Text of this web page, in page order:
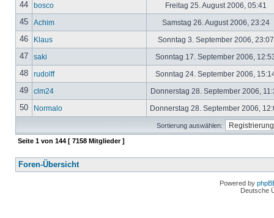
44 bosco Freitag 25. August 2006, 05:41
45 Achim Samstag 26. August 2006, 23:24
46 Klaus Sonntag 3. September 2006,
47 saki Sonntag 17. September 2006,
48 rudolff Sonntag 24. September 2006,
49 clm24 Donnerstag 28. September 2006,
50 Normalo Donnerstag 28. September 2006,
Sortierung auswählen:
Seite 1 von 144 [ 7158 Mitglieder ]
Foren-Übersicht
Powered by
Deutsche